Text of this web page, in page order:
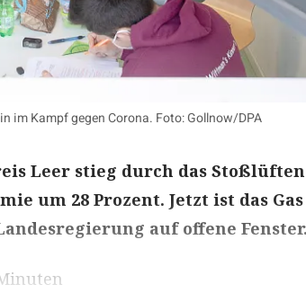
im Kampf gegen Corona. Foto: Gollnow/DPA
Leer stieg durch das
um 28 Prozent. Jetzt ist das Gas
auf offene